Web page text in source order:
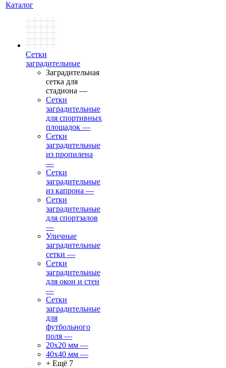
Каталог
Сетки
заградительные
Заградительная
сетка для
стадиона —
Сетки
заградительные
для спортивных
площадок —
Сетки
заградительные
из пропилена
—
Сетки
заградительные
из капрона —
Сетки
заградительные
для спортзалов
—
Уличные
заградительные
сетки —
Сетки
заградительные
для окон и стен
—
Сетки
заградительные
для
футбольного
поля —
20х20 мм —
40х40 мм —
+ Ещё 7